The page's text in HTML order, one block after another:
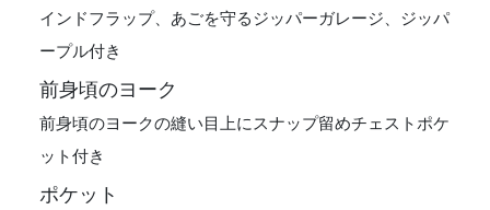
インドフラップ、あごを守るジッパーガレージ、ジッパ
ープル付き
前身頃のヨーク
前身頃のヨークの縫い目上にスナップ留めチェストポケ
ット付き
ポケット